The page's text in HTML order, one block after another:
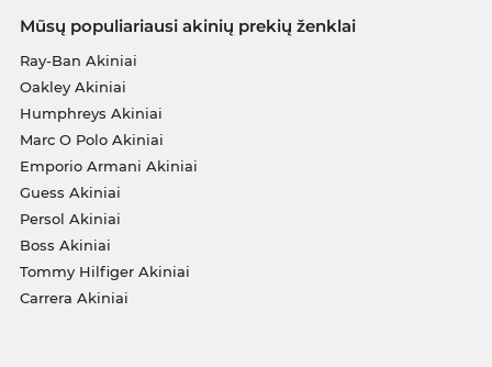
Mūsų populiariausi akinių prekių ženklai
Ray-Ban Akiniai
Oakley Akiniai
Humphreys Akiniai
Marc O Polo Akiniai
Emporio Armani Akiniai
Guess Akiniai
Persol Akiniai
Boss Akiniai
Tommy Hilfiger Akiniai
Carrera Akiniai